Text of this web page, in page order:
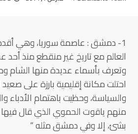
1- دمشق : عاصمة سوريا، وهي
العالم مع تاريخ غير منقطع منذ أحد
وتعرف بأسماء عديدة منها الشام
احتلت مكانة إقليمية بارزة على
والسياسة، وحظيت باهتمام الأدباء
منهم ياقوت الحموي الذي قال
بشئ، إلا وفي دمشق مثله “